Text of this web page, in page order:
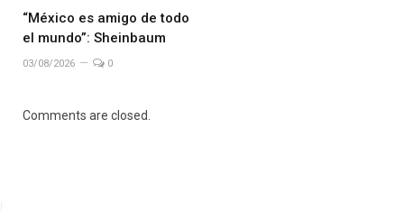
“México es amigo de todo
el mundo”: Sheinbaum
03/08/2026 0
Comments are closed.